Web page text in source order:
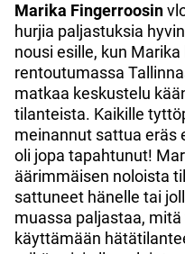
Marika Fingerroosin
hurjia paljastuksia
nousi esille, kun
rentoutumassa
matkaa keskustelu
tilanteista. Kaikille
meinannut sattua eräs
oli jopa tapahtunut!
äärimmäisen noloista
sattuneet hänelle tai
muassa paljastaa,
käyttämään